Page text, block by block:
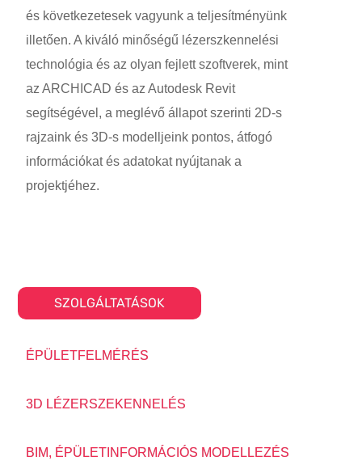
és következetesek vagyunk a teljesítményünk
illetően. A kiváló minőségű lézerszkennelési
technológia és az olyan fejlett szoftverek, mint
az ARCHICAD és az Autodesk Revit
segítségével, a meglévő állapot szerinti 2D-s
rajzaink és 3D-s modelljeink pontos, átfogó
információkat és adatokat nyújtanak a
projektjéhez.
SZOLGÁLTATÁSOK
ÉPÜLETFELMÉRÉS
3D LÉZERSZEKENNELÉS
BIM, ÉPÜLETINFORMÁCIÓS MODELLEZÉS